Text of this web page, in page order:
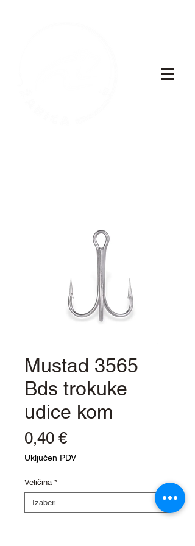
Mustad 3565
Bds trokuke
udice kom
0,40 €Cijena
Uključen PDV
Veličina *